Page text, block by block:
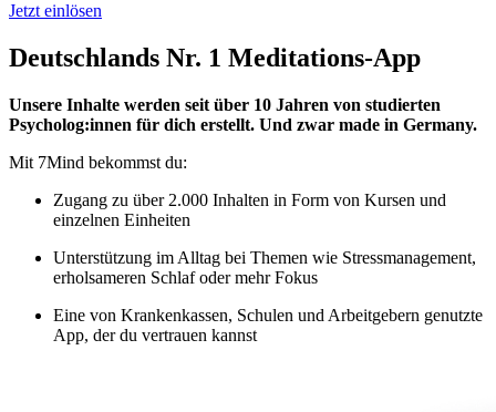
Jetzt einlösen
Deutschlands Nr. 1 Meditations-App
Unsere Inhalte werden seit über 10 Jahren von studierten
Psycholog:innen für dich erstellt. Und zwar made in Germany.
Mit 7Mind bekommst du:
Zugang zu über 2.000 Inhalten in Form von Kursen und
einzelnen Einheiten
Unterstützung im Alltag bei Themen wie Stressmanagement,
erholsameren Schlaf oder mehr Fokus
Eine von Krankenkassen, Schulen und Arbeitgebern genutzte
App, der du vertrauen kannst